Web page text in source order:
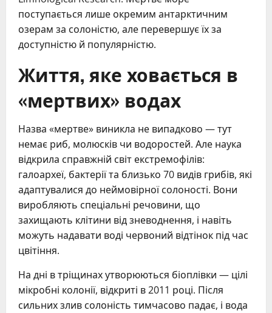
поступається лише окремим антарктичним
озерам за солоністю, але перевершує їх за
доступністю й популярністю.
Життя, яке ховається в
«мертвих» водах
Назва «мертве» виникла не випадково — тут
немає риб, молюсків чи водоростей. Але наука
відкрила справжній світ екстремофілів:
галоархеї, бактерії та близько 70 видів грибів, які
адаптувалися до неймовірної солоності. Вони
виробляють спеціальні речовини, що
захищають клітини від зневоднення, і навіть
можуть надавати воді червоний відтінок під час
цвітіння.
На дні в тріщинах утворюються біоплівки — цілі
мікробні колонії, відкриті в 2011 році. Після
сильних злив солоність тимчасово падає, і вода